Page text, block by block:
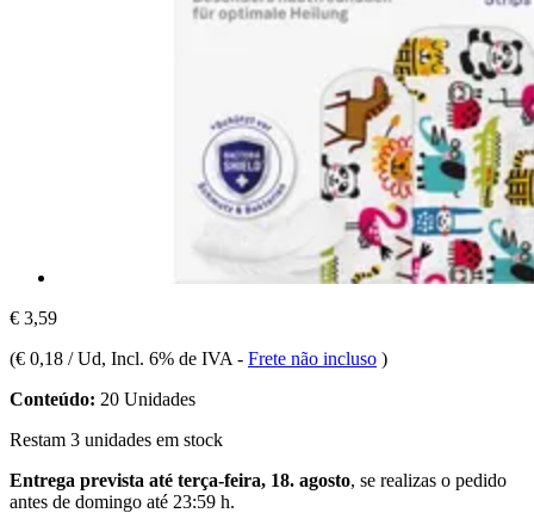
€ 3,59
(€ 0,18 / Ud, Incl. 6% de IVA - Frete não incluso )
Conteúdo: 20 Unidades
Restam 3 unidades em stock
Entrega prevista até terça-feira, 18. agosto, se realizas o pedido
antes de domingo até 23:59 h.